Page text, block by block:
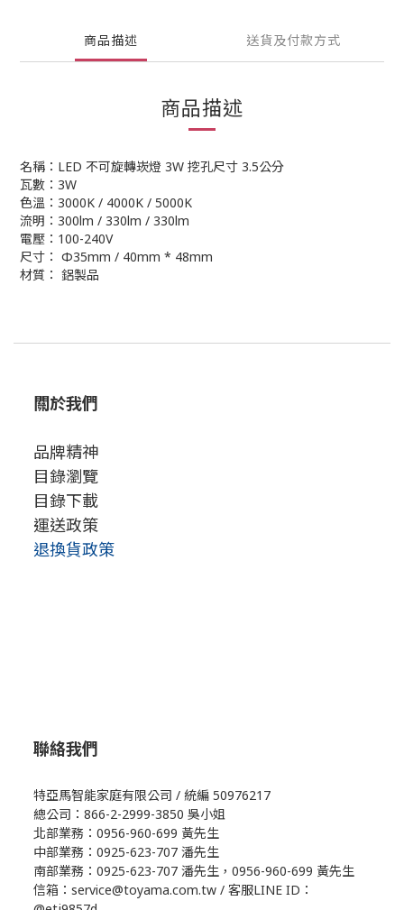
商品描述 送貨及付款方式
商品描述
名稱：LED 不可旋轉崁燈 3W 挖孔尺寸 3.5公分
瓦數：3W
色溫：3000K / 4000K / 5000K
流明：300lm / 330lm / 330lm
電壓：100-240V
尺寸： Φ35mm / 40mm * 48mm
材質： 鋁製品
關於我們
品牌精神
目錄瀏覽
目錄下載
運送政策
退換貨政策
聯絡我們
特亞馬智能家庭有限公司 / 統編 50976217
總公司：866-2-2999-3850 吳小姐
北部業務：0956-960-699 黃先生
中部業務：0925-623-707 潘先生
南部業務：0925-623-707 潘先生，0956-960-699 黃先生
信箱：service@toyama.com.tw / 客服LINE ID：